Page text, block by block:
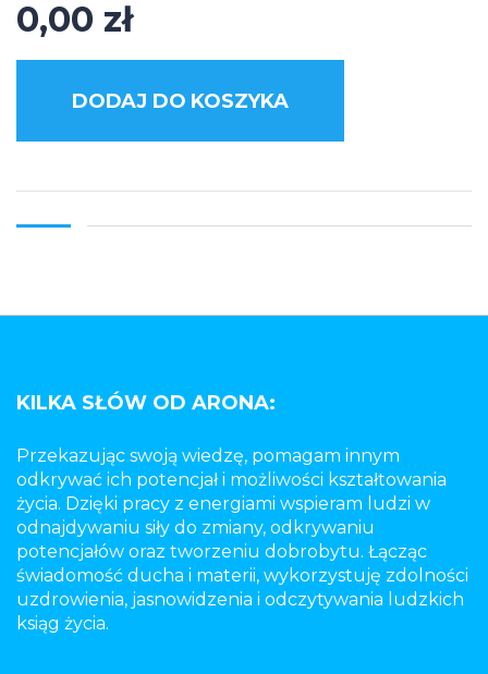
0,00 zł
DODAJ DO KOSZYKA
KILKA SŁÓW OD ARONA:
Przekazując swoją wiedzę, pomagam innym
odkrywać ich potencjał i możliwości kształtowania
życia. Dzięki pracy z energiami wspieram ludzi w
odnajdywaniu siły do zmiany, odkrywaniu
potencjałów oraz tworzeniu dobrobytu. Łącząc
świadomość ducha i materii, wykorzystuję zdolności
uzdrowienia, jasnowidzenia i odczytywania ludzkich
ksiąg życia.